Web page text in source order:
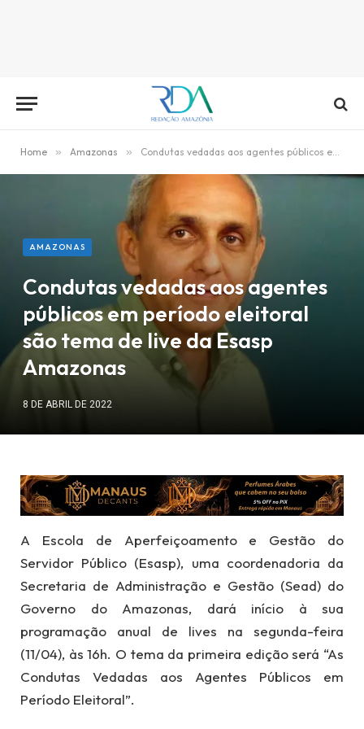
Home » Amazonas » Condutas vedadas aos agentes públicos em período eleitoral são tema de live da Esasp Amazonas
AMAZONAS
Condutas vedadas aos agentes
públicos em período eleitoral
são tema de live da Esasp
Amazonas
8 DE ABRIL DE 2022
A Escola de Aperfeiçoamento e Gestão do
Servidor Público (Esasp), uma coordenadoria da
Secretaria de Administração e Gestão (Sead) do
Governo do Amazonas, dará início à sua
programação anual de lives na segunda-feira
(11/04), às 16h. O tema da primeira edição será “As
Condutas Vedadas aos Agentes Públicos em
Período Eleitoral”.